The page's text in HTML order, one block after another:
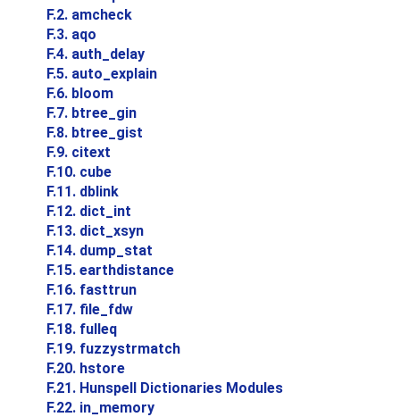
F.2. amcheck
F.3. aqo
F.4. auth_delay
F.5. auto_explain
F.6. bloom
F.7. btree_gin
F.8. btree_gist
F.9. citext
F.10. cube
F.11. dblink
F.12. dict_int
F.13. dict_xsyn
F.14. dump_stat
F.15. earthdistance
F.16. fasttrun
F.17. file_fdw
F.18. fulleq
F.19. fuzzystrmatch
F.20. hstore
F.21. Hunspell Dictionaries Modules
F.22. in_memory